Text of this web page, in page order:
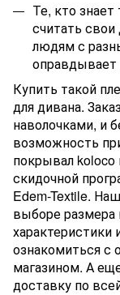
Те, кто
считать
людям с
Купить такой
для дивана.
наволочками, и
возможность
покрывал koloco
скидочной
Edem-Textile.
выборе
ознакомиться с
магазином. А
доставку по